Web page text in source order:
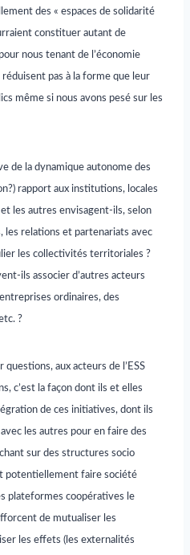
des « espaces de solidarité
constituer autant de
nous tenant de l’économie
pas à la forme que leur
même si nous avons pesé sur les
de la dynamique autonome des
rapport aux institutions, locales
les autres envisagent-ils, selon
les relations et partenariats avec
les collectivités territoriales ?
ils associer d’autres acteurs
ordinaires, des
?
aux acteurs de l’ESS
c’est la façon dont ils et elles
de ces initiatives, dont ils
les autres pour en faire des
sur des structures socio
potentiellement faire société
plateformes coopératives le
de mutualiser les
les effets (les externalités